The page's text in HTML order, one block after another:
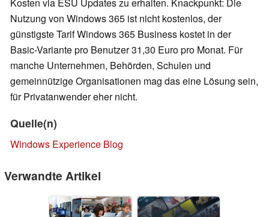
Nutzung von Windows 365 ist nicht kostenlos, der
günstigste Tarif Windows 365 Business kostet in der
Basic-Variante pro Benutzer 31,30 Euro pro Monat. Für
manche Unternehmen, Behörden, Schulen und
gemeinnützige Organisationen mag das eine Lösung sein,
für Privatanwender eher nicht.
Quelle(n)
Windows Experience Blog
Verwandte Artikel